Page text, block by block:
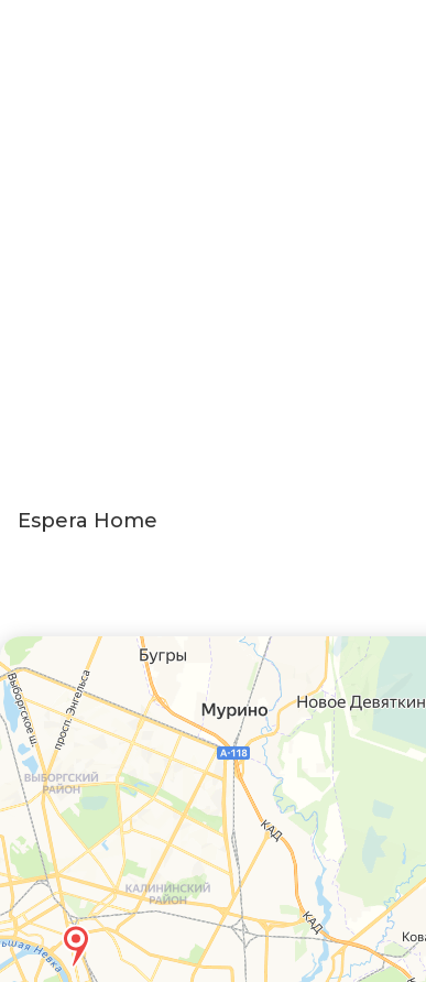
Espera Home